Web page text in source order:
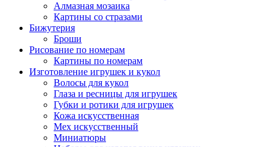
Алмазная мозаика
Картины co стразами
Бижутерия
Броши
Рисование по номерам
Картины по номерам
Изготовление игрушек и кукол
Волосы для кукол
Глаза и ресницы для игрушек
Губки и ротики для игрушек
Кожа искусственная
Мех искусственный
Миниатюры